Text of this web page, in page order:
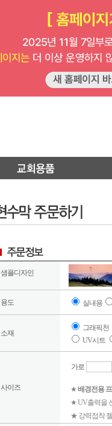
샘플디자인
용도 실내용
소재
그래픽천
UV시트
사이즈
가로
★배경전용
★ UV출력을
★ 강력접착